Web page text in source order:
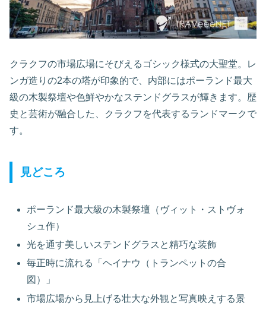
クラクフの市場広場にそびえるゴシック様式の大聖堂。レ
ンガ造りの2本の塔が印象的で、内部にはポーランド最大
級の木製祭壇や色鮮やかなステンドグラスが輝きます。歴
史と芸術が融合した、クラクフを代表するランドマークで
す。
見どころ
ポーランド最大級の木製祭壇（ヴィット・ストヴォ
シュ作）
光を通す美しいステンドグラスと精巧な装飾
毎正時に流れる「ヘイナウ（トランペットの合
図）」
市場広場から見上げる壮大な外観と写真映えする景